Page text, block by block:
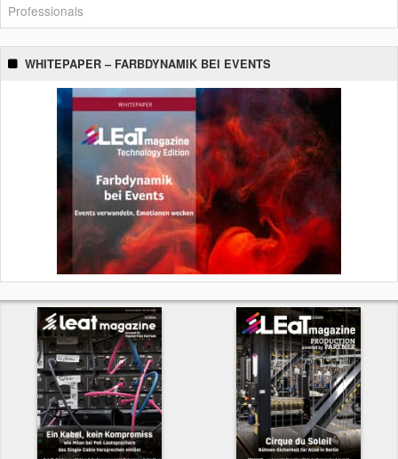
Professionals
WHITEPAPER – FARBDYNAMIK BEI EVENTS